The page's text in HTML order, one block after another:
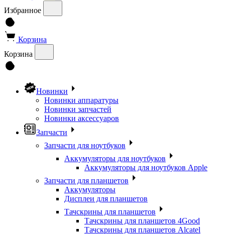
Избранное
Корзина
Корзина
Новинки
Новинки аппаратуры
Новинки запчастей
Новинки аксессуаров
Запчасти
Запчасти для ноутбуков
Аккумуляторы для ноутбуков
Аккумуляторы для ноутбуков Apple
Запчасти для планшетов
Аккумуляторы
Дисплеи для планшетов
Тачскрины для планшетов
Тачскрины для планшетов 4Good
Тачскрины для планшетов Alcatel